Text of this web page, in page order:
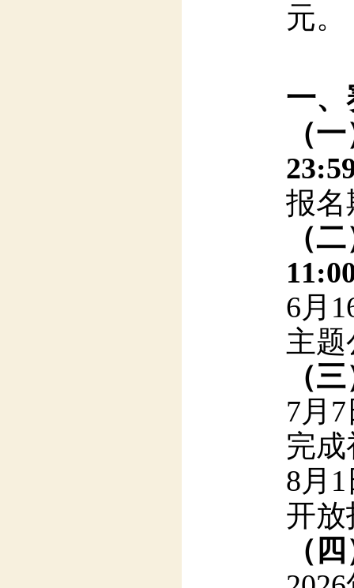
（一
23:59
报名
（二
6月
主题
（三
7月
完成
8月
开放
（四
10